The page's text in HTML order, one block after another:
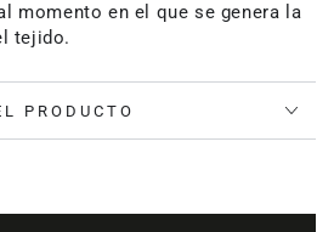
momento en el que se genera la
tejido.
PRODUCTO